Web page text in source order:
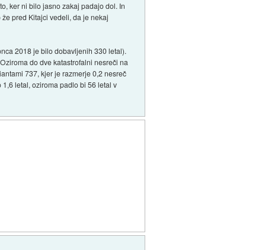
ker ni bilo jasno zakaj padajo dol. In
pred Kitajci vedeli, da je nekaj
2018 je bilo dobavljenih 330 letal).
do dve katastrofalni nesreči na
737, kjer je razmerje 0,2 nesreč
letal, oziroma padlo bi 56 letal v